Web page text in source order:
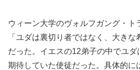
ウィーン大学のヴォルフガング・ト
「ユダは裏切り者ではなく、大き
だった。イエスの12弟子の中でユダ
期待していた使徒だった。具体的に